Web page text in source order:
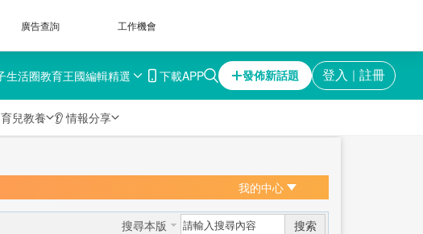
廣告查詢 工作機會
生活圈教育王國編輯精選 下載APP 發佈新話題 登入 ｜ 註冊
育兒教養 👂 情報分享
我的中心
搜尋本版 搜索